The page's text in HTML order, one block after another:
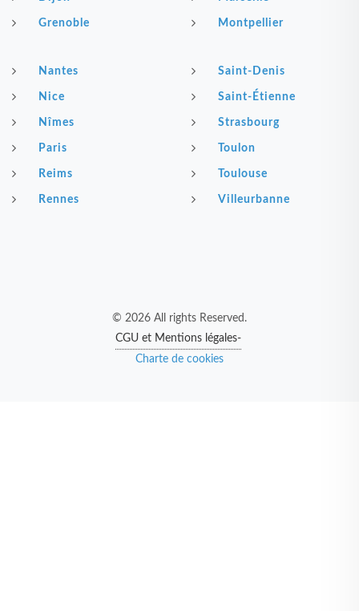
Grenoble Montpellier
Nantes
Nice
Nîmes
Paris
Reims
Rennes
Saint-Denis
Saint-Étienne
Strasbourg
Toulon
Toulouse
Villeurbanne
© 2026 All rights Reserved.
CGU et Mentions légales-
Charte de cookies